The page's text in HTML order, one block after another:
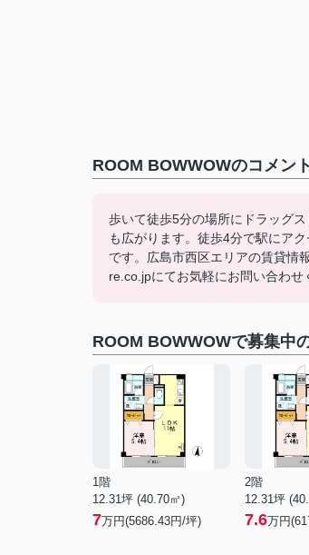
ROOM BOWWOWのコメン
歩いて徒歩5分の場所にドラッグ
も広がります。徒歩4分で駅にア
です。広島市西区エリアの賃貸情
re.co.jpにてお気軽にお問い合わせ
ROOM BOWWOWで募集中
1階
12.31坪 (40.70㎡)
7万円(5686.43円/坪)
2階
12.31坪
7.6万円